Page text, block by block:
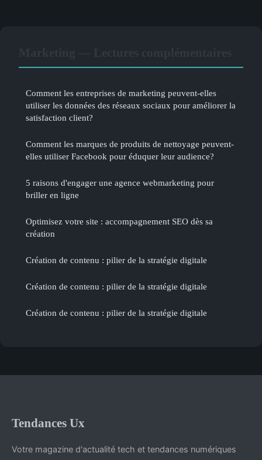
Comment les entreprises de marketing peuvent-elles
utiliser les données des réseaux sociaux pour améliorer la
satisfaction client?
Comment les marques de produits de nettoyage peuvent-
elles utiliser Facebook pour éduquer leur audience?
5 raisons d'engager une agence webmarketing pour
briller en ligne
Optimisez votre site : accompagnement SEO dès sa
création
Création de contenu : pilier de la stratégie digitale
Création de contenu : pilier de la stratégie digitale
Création de contenu : pilier de la stratégie digitale
Tendances Ux
Votre magazine d'actualité tech et tendances numériques